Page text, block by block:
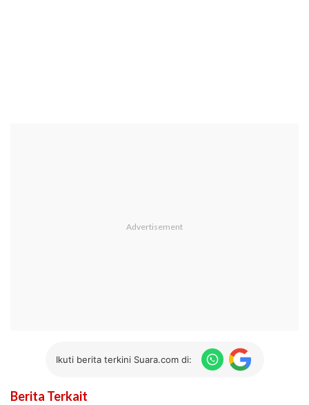
Ikuti berita terkini Suara.com di:
Berita Terkait